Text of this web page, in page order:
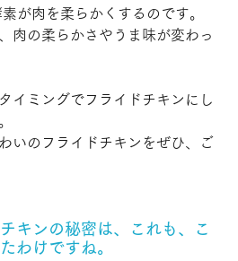
が肉を柔らかくするのです。
肉の柔らかさやうま味が変わっ
イミングでフライドチキンにし
いのフライドチキンをぜひ、ご
キンの秘密は、これも、こ
わけですね。